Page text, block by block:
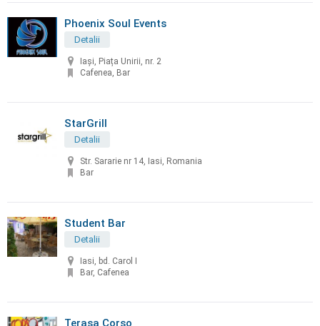
Phoenix Soul Events
Detalii
Iaşi, Piața Unirii, nr. 2
Cafenea, Bar
StarGrill
Detalii
Str. Sararie nr 14, Iasi, Romania
Bar
Student Bar
Detalii
Iasi, bd. Carol I
Bar, Cafenea
Terasa Corso